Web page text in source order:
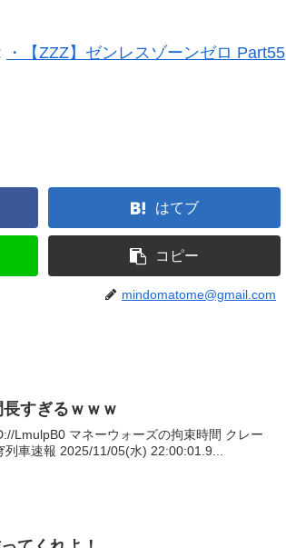
・【ZZZ】ゼンレスゾーンゼロ Part55
はてブ
コピー
mindomatome@gmail.com
すぎるｗｗｗ
LmulpB0 マネーウォーズの拘束時間 クレー
車速報 2025/11/05(水) 22:00:01.9...